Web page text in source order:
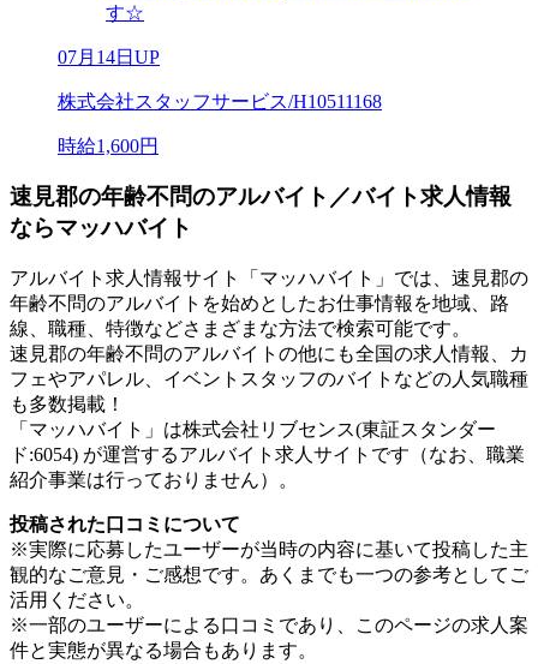
す☆
07月14日UP
株式会社スタッフサービス/H10511168
時給1,600円
速見郡の年齢不問のアルバイト／バイト求人情報
ならマッハバイト
アルバイト求人情報サイト「マッハバイト」では、速見郡の
年齢不問のアルバイトを始めとしたお仕事情報を地域、路
線、職種、特徴などさまざまな方法で検索可能です。
速見郡の年齢不問のアルバイトの他にも全国の求人情報、カ
フェやアパレル、イベントスタッフのバイトなどの人気職種
も多数掲載！
「マッハバイト」は株式会社リブセンス(東証スタンダー
ド:6054) が運営するアルバイト求人サイトです（なお、職業
紹介事業は行っておりません）。
投稿された口コミについて
※実際に応募したユーザーが当時の内容に基いて投稿した主
観的なご意見・ご感想です。あくまでも一つの参考としてご
活用ください。
※一部のユーザーによる口コミであり、このページの求人案
件と実態が異なる場合もあります。